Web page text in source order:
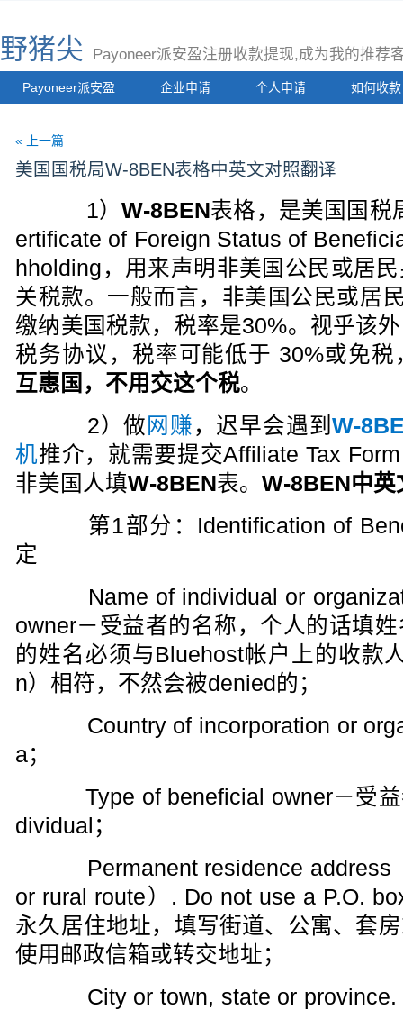
野猪尖 Payoneer派安盈注册收款提现,成为我的推荐
Payoneer派安盈 企业申请 个人申请 如何收款
« 上一篇
美国国税局W-8BEN表格中英文对照翻译
1） W-8BEN表格，是美国国税
ertificate of Foreign Status of
hholding，用来声明非美国公民或居
关税款。一般而言，非美国公民或居
缴纳美国税款，税率是30%。视乎该
税务协议，税率可能低于 30%或免税
互惠国，不用交这个税。
2）做 网赚 ，迟早会遇到W-
机推介，就需要提交Affiliate Tax
非美国人填W-8BEN表。W-8BEN中英
第1部分：Identification of
定
Name of individual or
owner－受益者的名称，个人的话填
的姓名必须与Bluehost帐户上的收款
n）相符，不然会被denied的；
Country of incorporation or
a；
Type of beneficial owner－受益
dividual；
Permanent residence address
or rural route）. Do not use a P.O.
永久居住地址，填写街道、公寓、套
使用邮政信箱或转交地址；
City or town, state or province.